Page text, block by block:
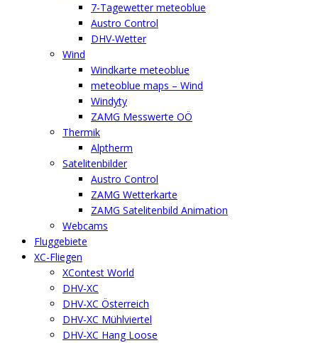
7-Tagewetter meteoblue
Austro Control
DHV-Wetter
Wind
Windkarte meteoblue
meteoblue maps – Wind
Windyty
ZAMG Messwerte OÖ
Thermik
Alptherm
Satelitenbilder
Austro Control
ZAMG Wetterkarte
ZAMG Satelitenbild Animation
Webcams
Fluggebiete
XC-Fliegen
XContest World
DHV-XC
DHV-XC Österreich
DHV-XC Mühlviertel
DHV-XC Hang Loose